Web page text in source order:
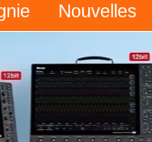
Nouvelles